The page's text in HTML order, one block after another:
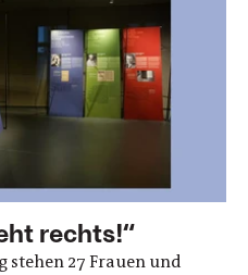
rechts!“
27 Frauen und